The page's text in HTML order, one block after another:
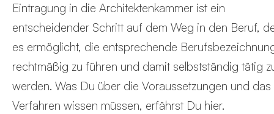
Eintragung in die Architektenkammer ist ein
entscheidender Schritt auf dem Weg in den Beruf,
es ermöglicht, die entsprechende
rechtmäßig zu führen und damit selbstständig tätig
werden. Was Du über die Voraussetzungen und das
Verfahren wissen müssen, erfährst Du hier.